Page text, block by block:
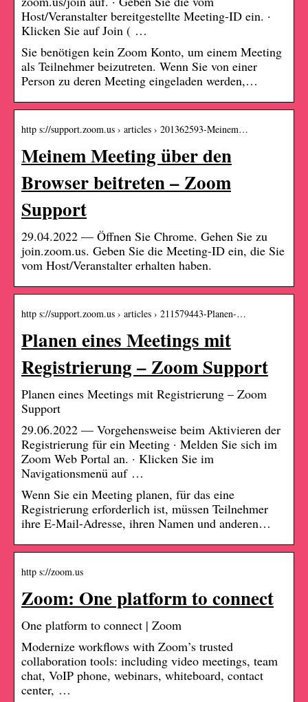
Host/Veranstalter bereitgestellte Meeting-ID ein. ·
Klicken Sie auf Join ( …
Sie benötigen kein Zoom Konto, um einem Meeting
als Teilnehmer beizutreten. Wenn Sie von einer
Person zu deren Meeting eingeladen werden,…
http s://support.zoom.us › articles › 201362593-Meinem…
Meinem Meeting über den
Browser beitreten – Zoom
Support
29.04.2022 — Öffnen Sie Chrome. Gehen Sie zu
join.zoom.us. Geben Sie die Meeting-ID ein, die Sie
vom Host/Veranstalter erhalten haben.
http s://support.zoom.us › articles › 211579443-Planen-…
Planen eines Meetings mit
Registrierung – Zoom Support
Planen eines Meetings mit Registrierung – Zoom
Support
29.06.2022 — Vorgehensweise beim Aktivieren der
Registrierung für ein Meeting · Melden Sie sich im
Zoom Web Portal an. · Klicken Sie im
Navigationsmenü auf …
Wenn Sie ein Meeting planen, für das eine
Registrierung erforderlich ist, müssen Teilnehmer
ihre E-Mail-Adresse, ihren Namen und anderen…
http s://zoom.us
Zoom: One platform to connect
One platform to connect | Zoom
Modernize workflows with Zoom’s trusted
collaboration tools: including video meetings, team
chat, VoIP phone, webinars, whiteboard, contact
center, …